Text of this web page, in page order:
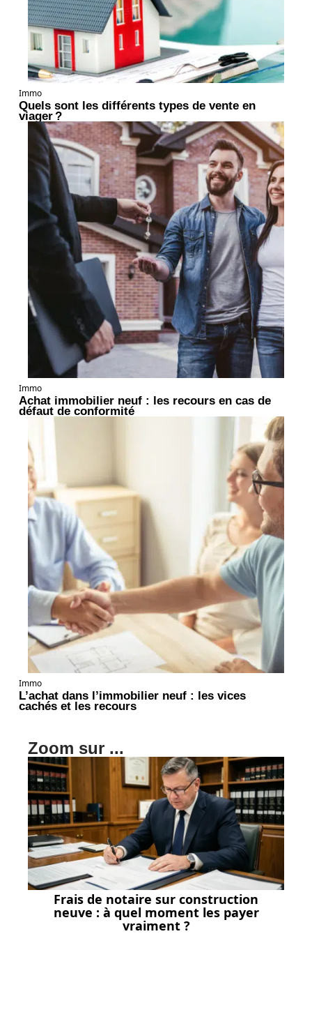
Immo
Quels sont les différents types de vente en
viager ?
Immo
Achat immobilier neuf : les recours en cas de
défaut de conformité
Immo
L’achat dans l’immobilier neuf : les vices
cachés et les recours
Zoom sur ...
Frais de notaire sur construction
neuve : à quel moment les payer
vraiment ?